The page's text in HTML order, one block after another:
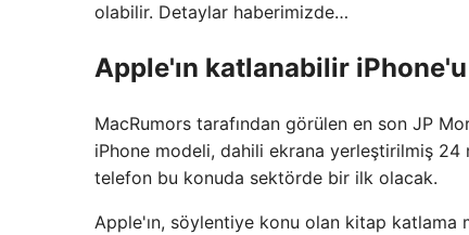
olabilir. Detaylar haberimizde…
Apple'ın katlanabilir
MacRumors tarafından görülen en son JP
iPhone modeli, dahili ekrana yerleştirilmiş
telefon bu konuda sektörde bir ilk olacak.
Apple'ın, söylentiye konu olan kitap katlama